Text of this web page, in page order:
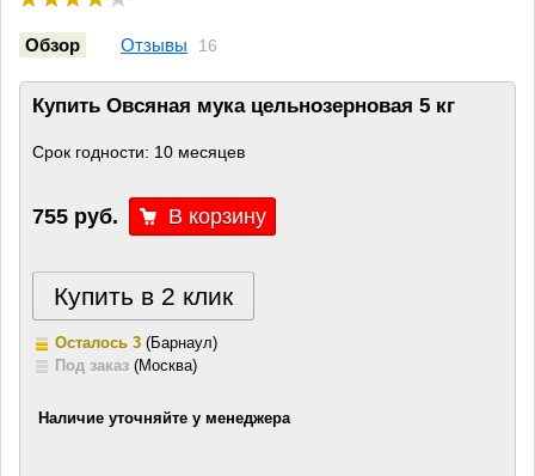
Обзор Отзывы 16
Купить Овсяная мука цельнозерновая 5 кг
Срок годности: 10 месяцев
755 руб.
Купить в 2 клик
Осталось 3 (Барнаул)
Под заказ (Москва)
Наличие уточняйте у менеджера